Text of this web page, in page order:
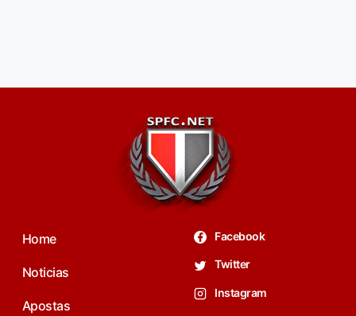
Home
Noticias
Apostas
Facebook
Twitter
Instagram